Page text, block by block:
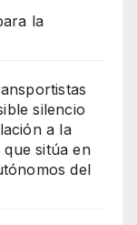
la
silencio
a la
sitúa en
del